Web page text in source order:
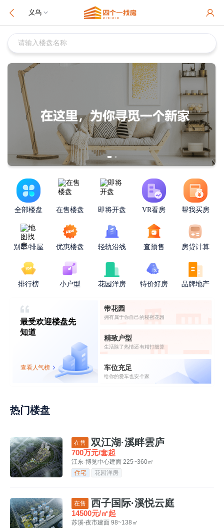
义乌
请输入楼盘名称
全部楼盘 在售楼盘 即将开盘 VR看房 帮我买房
别墅/排屋 优惠楼盘 轻轨沿线 查预售 房贷计算
排行榜 小户型 花园洋房 特价好房 品牌地产
最受欢迎楼盘先
知道
查看人气榜
带花园
拥有属于你自己的秘密花园
精致户型
生活除了热情还有精打细算
车位充足
给你的爱车也安个家
热门楼盘
在售 双江湖·溪畔雲庐
700万元/套起
江东-博览中心建面 225~360㎡
住宅
花园洋房
在售 西子国际·溪悦云庭
14500元/㎡起
苏溪-夜市建面 98~138㎡